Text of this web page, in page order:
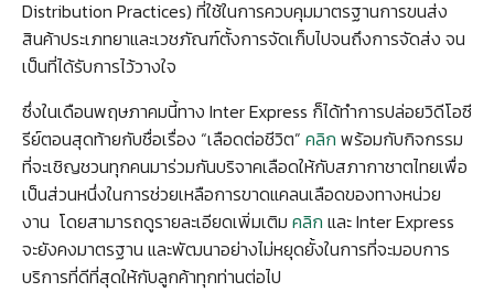
Distribution Practices) ที่ใช้ในการควบคุมมาตรฐานการขนส่ง
สินค้าประเภทยาและเวชภัณฑ์ตั้งการจัดเก็บไปจนถึงการจัดส่ง จน
เป็นที่ได้รับการไว้วางใจ
ซึ่งในเดือนพฤษภาคมนี้ทาง Inter Express ก็ได้ทำการปล่อยวิดีโอซี
รีย์ตอนสุดท้ายกับชื่อเรื่อง “เลือดต่อชีวิต” คลิก พร้อมกับกิจกรรม
ที่จะเชิญชวนทุกคนมาร่วมกันบริจาคเลือดให้กับสภากาชาตไทยเพื่อ
เป็นส่วนหนึ่งในการช่วยเหลือการขาดแคลนเลือดของทางหน่วย
งาน โดยสามารถดูรายละเอียดเพิ่มเติม คลิก และ Inter Express
จะยังคงมาตรฐาน และพัฒนาอย่างไม่หยุดยั้งในการที่จะมอบการ
บริการที่ดีที่สุดให้กับลูกค้าทุกท่านต่อไป